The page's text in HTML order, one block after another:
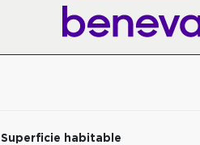
Superficie habitable